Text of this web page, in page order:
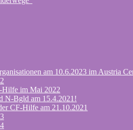
am 10.6.2023 im Austria
Hilfe im Mai 2022
N-Bgld am 15.4.2021!
CF-Hilfe am 21.10.2021